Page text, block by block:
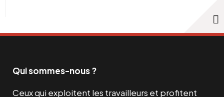
Qui sommes-nous ?
Ceux qui exploitent les travailleurs et profitent